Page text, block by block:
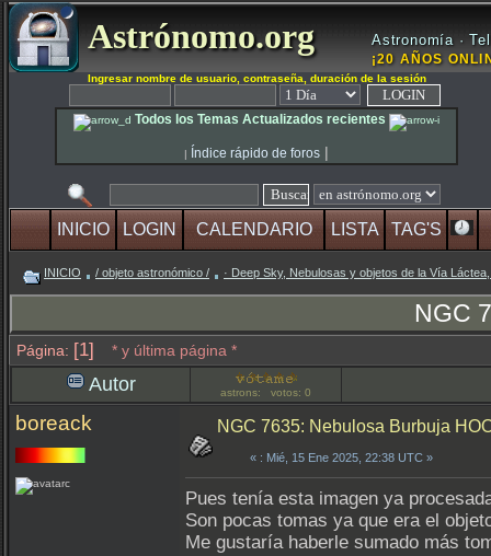
Astrónomo.org Astronomía ·
¡20 AÑOS
Ingresar nombre de usuario, contraseña, duración de la sesión
Todos los Temas Actualizados recientes
| Índice rápido de foros |
INICIO LOGIN CALENDARIO LISTA TAG'S
INICIO / objeto astronómico / · Deep Sky, Nebulosas y objetos de la Vía
NGC
Página: [1] * y última página *
Autor astrons: votos: 0
boreack NGC 7635: Nebulosa Burbuja
« : Mié, 15 Ene 2025, 22:38 UTC »
Pues tenía esta imagen ya
Son pocas tomas ya que era el
Me gustaría haberle sumado más